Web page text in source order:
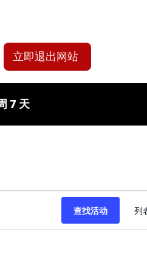
立即退出网站
7 天
查找活动 列